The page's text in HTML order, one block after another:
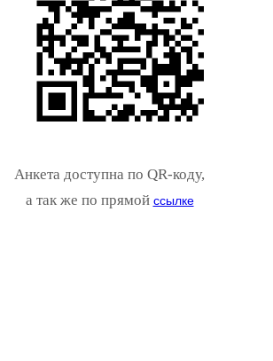
Анкета доступна по QR-коду,
а так же по прямой ссылке